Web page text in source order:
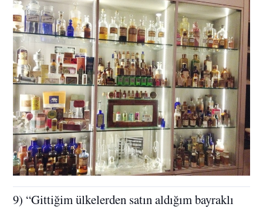
9) “Gittiğim ülkelerden satın aldığım bayraklı